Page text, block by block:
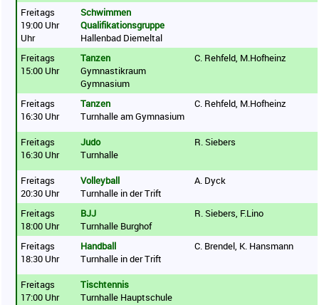
Freitags
19:00 Uhr
Uhr
Schwimmen
Qualifikationsgruppe
Hallenbad Diemeltal
Freitags
15:00 Uhr
Tanzen
Gymnastikraum
Gymnasium
C. Rehfeld, M.Hofheinz
Freitags
16:30 Uhr
Tanzen
Turnhalle am Gymnasium
C. Rehfeld, M.Hofheinz
Freitags
16:30 Uhr
Judo
Turnhalle
R. Siebers
Freitags
20:30 Uhr
Volleyball
Turnhalle in der Trift
A. Dyck
Freitags
18:00 Uhr
BJJ
Turnhalle Burghof
R. Siebers, F.Lino
Freitags
18:30 Uhr
Handball
Turnhalle in der Trift
C. Brendel, K. Hansmann
Freitags
17:00 Uhr
Tischtennis
Turnhalle Hauptschule